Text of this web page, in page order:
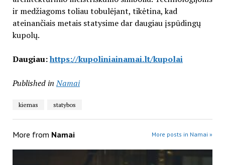
ir medžiagoms toliau tobulėjant, tikėtina, kad
ateinančiais metais statysime dar daugiau įspūdingų
kupolų.
Daugiau:https://kupoliniainamai.lt/kupolai
Published in Namai
kiemas statybos
More from Namai More posts in Namai »